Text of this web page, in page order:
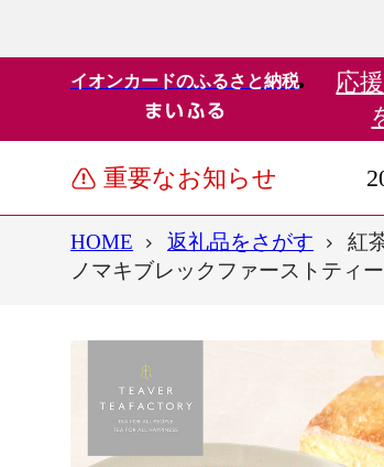
イオンカードのふるさと納税 応
重要なお知らせ
HOME 返礼品をさがす
紅
ノマキブレックファーストティ